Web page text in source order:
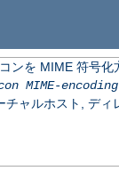
ンを MIME 符号化
MIME-encoding
チャルホスト, ディ